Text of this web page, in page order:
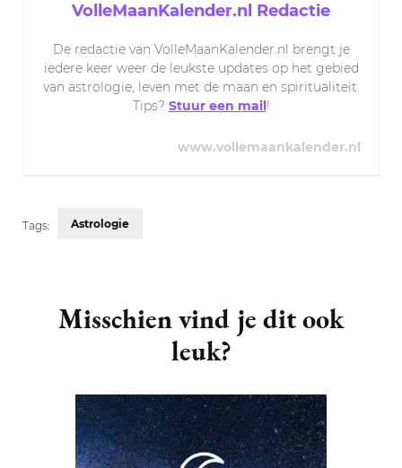
VolleMaanKalender.nl Redactie
De redactie van VolleMaanKalender.nl brengt je
iedere keer weer de leukste updates op het gebied
van astrologie, leven met de maan en spiritualiteit.
Tips? Stuur een mail !
www.vollemaankalender.nl
Tags: Astrologie
Navigation
Misschien vind je dit ook
leuk?